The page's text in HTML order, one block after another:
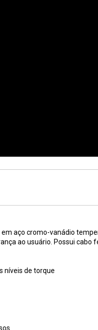
aço cromo-vanádio
ao usuário. Possui
níveis de torque